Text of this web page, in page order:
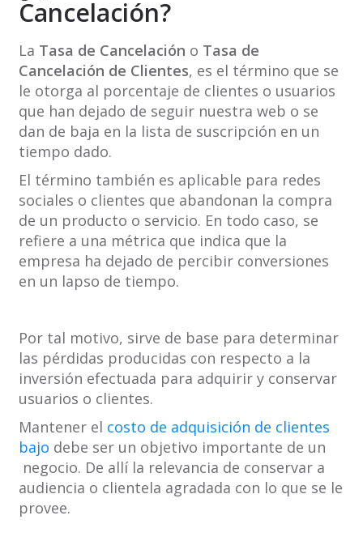
Cancelación?
La Tasa de Cancelación o Tasa de
Cancelación de Clientes, es el término que se
le otorga al porcentaje de clientes o usuarios
que han dejado de seguir nuestra web o se
dan de baja en la lista de suscripción en un
tiempo dado.
El término también es aplicable para redes
sociales o clientes que abandonan la compra
de un producto o servicio. En todo caso, se
refiere a una métrica que indica que la
empresa ha dejado de percibir conversiones
en un lapso de tiempo.
Por tal motivo, sirve de base para determinar
las pérdidas producidas con respecto a la
inversión efectuada para adquirir y conservar
usuarios o clientes.
Mantener el costo de adquisición de clientes
bajo debe ser un objetivo importante de un
negocio. De allí la relevancia de conservar a
audiencia o clientela agradada con lo que se le
provee.